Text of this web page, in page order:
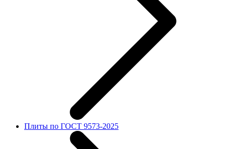
Плиты по ГОСТ 9573-2025